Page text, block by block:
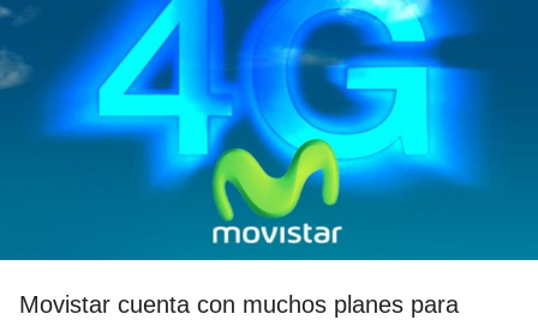
Movistar cuenta con muchos planes para